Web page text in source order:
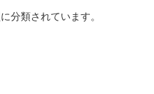
分類されています。